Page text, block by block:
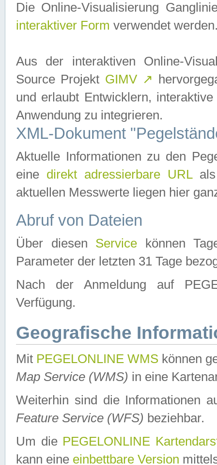
Die Online-Visualisierung
interaktiver Form verwendet
Aus der interaktiven Online-
Source Projekt GIMV ↗
und erlaubt Entwicklern,
Anwendung zu integrieren.
XML-Dokument
Aktuelle Informationen zu den
eine direkt adressierbare URLals
aktuellen Messwerte liegen hier
Abruf von Dateien
Über diesen Service können
Parameter der letzten 31 Tage
Nach der Anmeldung auf
Verfügung.
Geografische
Mit PEGELONLINE WMS können
Map Service (WMS) in eine
Weiterhin sind die Informationen
Feature Service (WFS) beziehbar.
Um die PEGELONLINE
kann eine einbettbare Version